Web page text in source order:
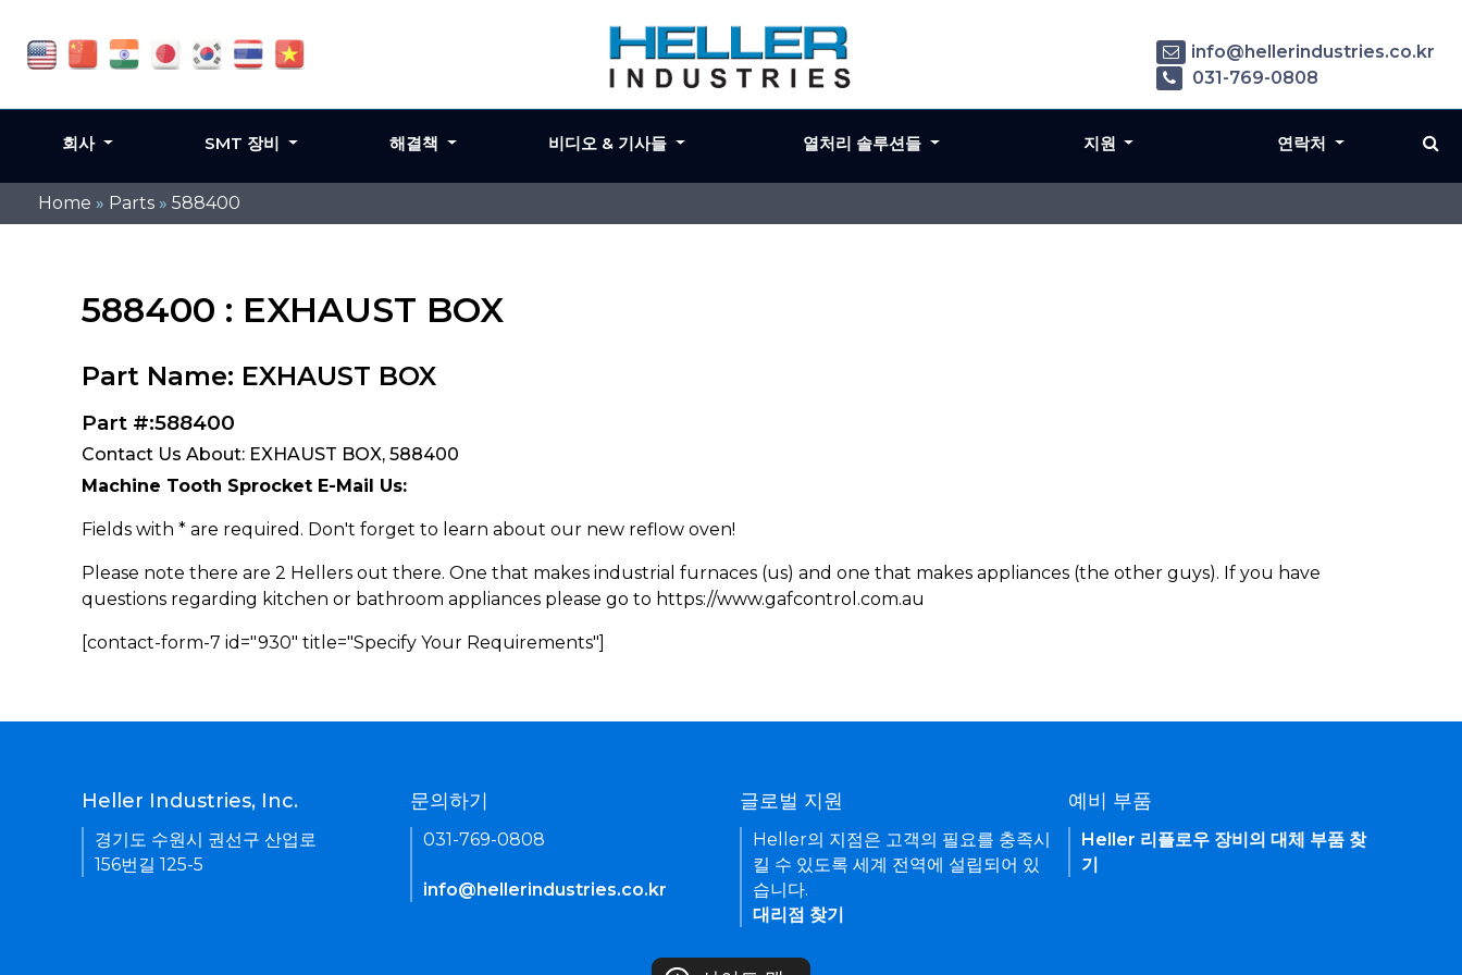
Home » Parts » 588400
588400 : EXHAUST BOX
Part Name: EXHAUST BOX
Part #:588400
Contact Us About: EXHAUST BOX, 588400
Machine Tooth Sprocket E-Mail Us:
Fields with * are required. Don't forget to learn about our new reflow oven!
Please note there are 2 Hellers out there. One that makes industrial furnaces (us) and one that makes appliances (the other guys). If you have
questions regarding kitchen or bathroom appliances please go to https://www.gafcontrol.com.au
[contact-form-7 id="930" title="Specify Your Requirements"]
info@hellerindustries.co.kr
031-769-0808
회사 SMT 장비 해결책 비디오 & 기사들 열처리 솔루션들 지원 연락처
Heller Industries, Inc.
경기도 수원시 권선구 산업로
156번길 125-5
문의하기
031-769-0808
info@hellerindustries.co.kr
글로벌 지원
Heller의 지점은 고객의 필요를 충족시
킬 수 있도록 세계 전역에 설립되어 있
습니다.
대리점 찾기
예비 부품
Heller 리플로우 장비의 대체 부품 찾
기